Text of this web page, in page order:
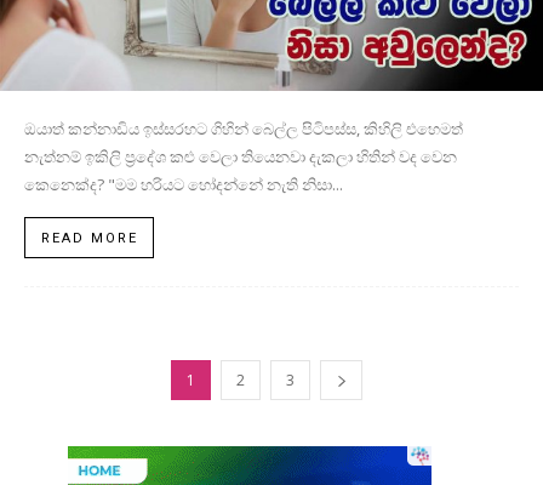
ඔයාත් කන්නාඩිය ඉස්සරහට ගිහින් බෙල්ල පිටිපස්ස, කිහිලි එහෙමත්
නැත්නම් ඉකිලි ප්‍රදේශ කළු වෙලා තියෙනවා දැකලා හිතින් වද වෙන
කෙනෙක්ද? "මම හරියට හෝදන්නේ නැති නිසා...
READ MORE
1 2 3